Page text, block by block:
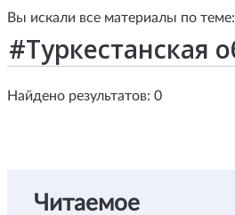
Вы искали все материалы по теме:
Найдено результатов: 0
Читаемое